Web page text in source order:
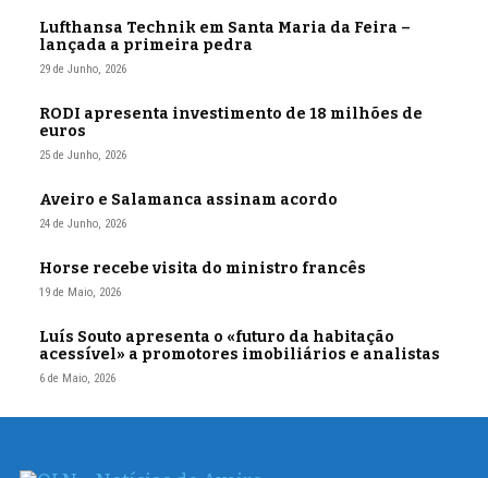
Lufthansa Technik em Santa Maria da Feira –
lançada a primeira pedra
29 de Junho, 2026
RODI apresenta investimento de 18 milhões de
euros
25 de Junho, 2026
Aveiro e Salamanca assinam acordo
24 de Junho, 2026
Horse recebe visita do ministro francês
19 de Maio, 2026
Luís Souto apresenta o «futuro da habitação
acessível» a promotores imobiliários e analistas
6 de Maio, 2026